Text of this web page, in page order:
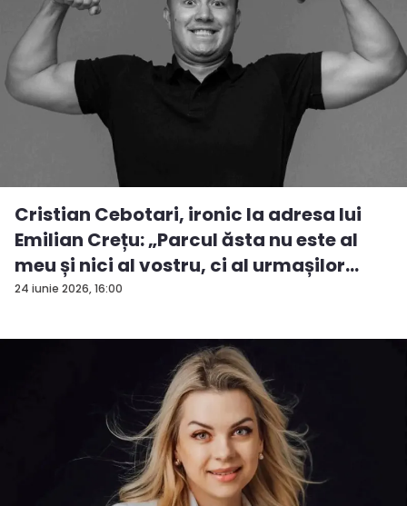
24 iunie 2026, 16:00
Cristian Cebotari, ironic la adresa lui
Emilian Crețu: „Parcul ăsta nu este al
meu și nici al vostru, ci al urmașilor
urm...